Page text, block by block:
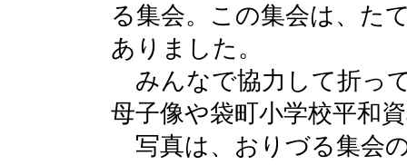
る集会。この集会は、た
ありました。
みんなで協力して折っ
母子像や袋町小学校平和
写真は、おりづる集会